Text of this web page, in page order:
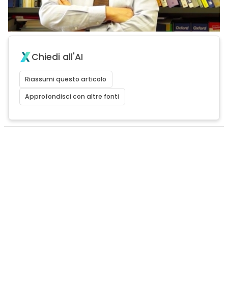
Chiedi all'AI
Riassumi questo articolo
Approfondisci con altre fonti